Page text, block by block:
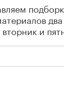
вторник и